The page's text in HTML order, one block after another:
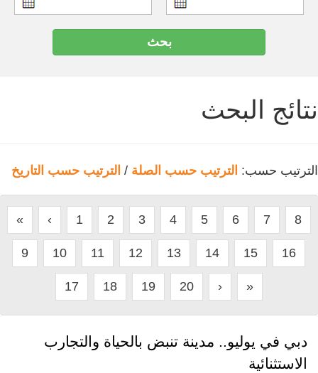
نتائج البحث
الترتيب حسب: الترتيب حسب الصلة / الترتيب حسب التاريخ
« ‹ 1 2 3 4 5 6 7 8
9 10 11 12 13 14 15 16
17 18 19 20 › »
دبي في يوليو.. مدينة تنبض بالحياة والتجارب
الاستثنائية